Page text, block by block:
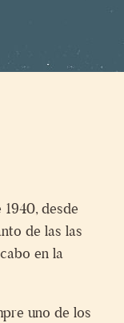
desde
de las las
en la
uno de los